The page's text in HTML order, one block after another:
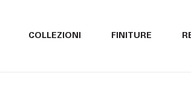
COLLEZIONI FINITURE
ITALIANO
ITALIANO